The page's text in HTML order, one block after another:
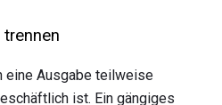
eine Ausgabe teilweise
ist. Ein gängiges